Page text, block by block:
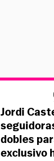
Jordi
dobles
exclusivo